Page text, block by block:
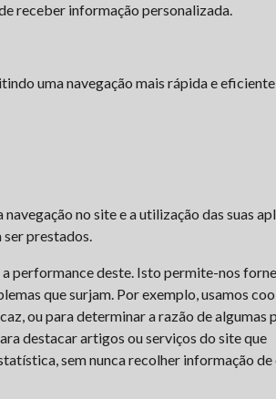
receber informação personalizada.
uma navegação mais rápida e
no site e a utilização das suas
ser prestados.
performance deste. Isto permite-nos
que surjam. Por exemplo, usamos
ou para determinar a razão de algumas
destacar artigos ou serviços do site que
sem nunca recolher informação